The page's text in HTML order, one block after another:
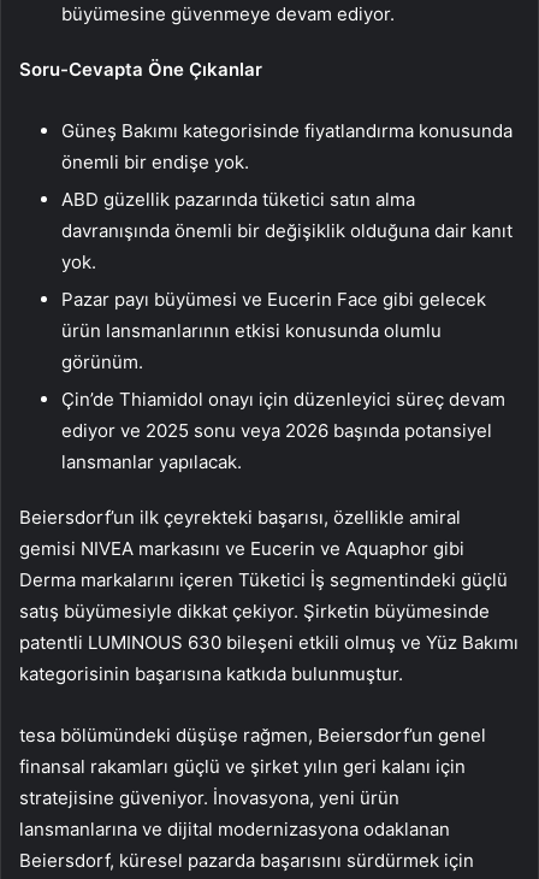
büyümesine güvenmeye devam ediyor.
Soru-Cevapta Öne Çıkanlar
Güneş Bakımı kategorisinde fiyatlandırma konusunda
önemli bir endişe yok.
ABD güzellik pazarında tüketici satın alma
davranışında önemli bir değişiklik olduğuna dair kanıt
yok.
Pazar payı büyümesi ve Eucerin Face gibi gelecek
ürün lansmanlarının etkisi konusunda olumlu
görünüm.
Çin’de Thiamidol onayı için düzenleyici süreç devam
ediyor ve 2025 sonu veya 2026 başında potansiyel
lansmanlar yapılacak.
Beiersdorf’un ilk çeyrekteki başarısı, özellikle amiral
gemisi NIVEA markasını ve Eucerin ve Aquaphor gibi
Derma markalarını içeren Tüketici İş segmentindeki güçlü
satış büyümesiyle dikkat çekiyor. Şirketin büyümesinde
patentli LUMINOUS 630 bileşeni etkili olmuş ve Yüz Bakımı
kategorisinin başarısına katkıda bulunmuştur.
tesa bölümündeki düşüşe rağmen, Beiersdorf’un genel
finansal rakamları güçlü ve şirket yılın geri kalanı için
stratejisine güveniyor. İnovasyona, yeni ürün
lansmanlarına ve dijital modernizasyona odaklanan
Beiersdorf, küresel pazarda başarısını sürdürmek için